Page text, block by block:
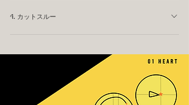
で、低い位置でミルクを出しながら我慢します。ミルクが
4. カットスルー
分くらい持ち上げ、白いドットの中央を通り抜けます。ミ
ルクが引き込まれてハートの先端が作られます。ゴール地
点はドットを抜けたエスプレッソの部分です。 カットス
ルーはゆっくりする必要はないですし、速く通り抜ける必